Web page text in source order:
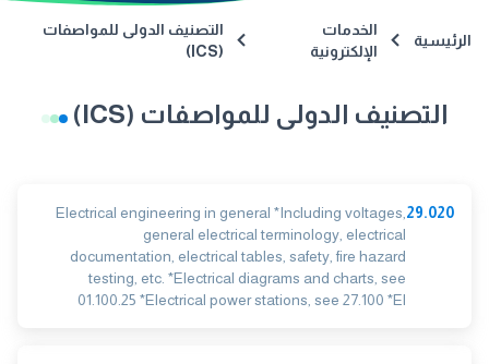
الرئيسية
الخدمات
الإلكترونية
التصنيف الدولى للمواصفات
(ICS)
التصنيف الدولى للمواصفات (ICS)
29.020
Electrical engineering in general *Including voltages,
general electrical terminology, electrical
documentation, electrical tables, safety, fire hazard
testing, etc. *Electrical diagrams and charts, see
01.100.25 *Electrical power stations, see 27.100 *El